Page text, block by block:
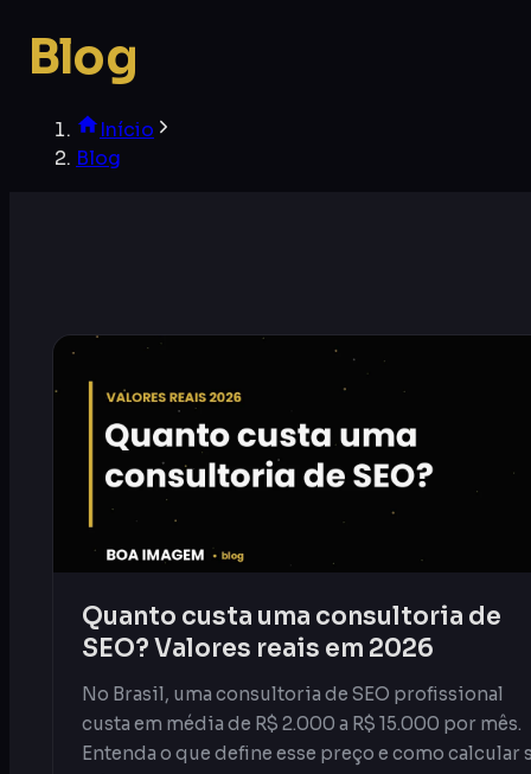
Blog
Início
Blog
Quanto custa uma consultoria de
SEO? Valores reais em 2026
No Brasil, uma consultoria de SEO profissional
custa em média de R$ 2.000 a R$ 15.000 por mês.
Entenda o que define esse preço e como calcular